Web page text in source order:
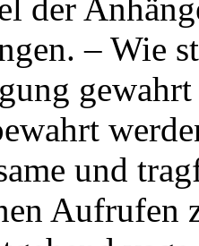
der
– Wie
und
Aufrufen